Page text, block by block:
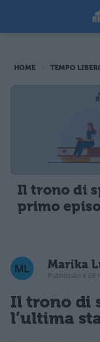
HOME TEMPO
Il trono di
primo
Marika
Pubblicato il 28
Il trono di
l’ultima